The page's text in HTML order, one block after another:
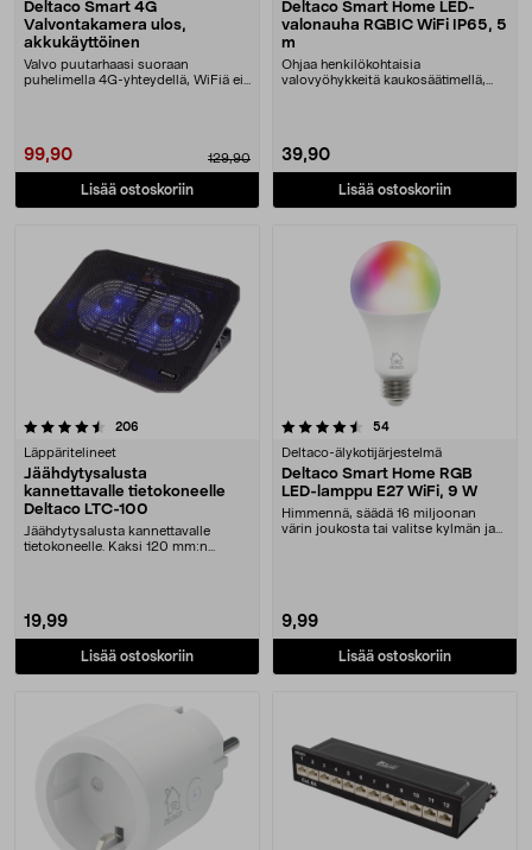
Deltaco Smart 4G
Valvontakamera ulos,
akkukäyttöinen
Valvo puutarhaasi suoraan
puhelimella 4G-yhteydellä, WiFiä ei
99,90 129,90
Lisää ostoskoriin
Deltaco Smart Home LED-
valonauha RGBIC WiFi IP65, 5
m
Ohjaa henkilökohtaisia
valovyöhykkeitä kaukosäätimellä,
39,90
Lisää ostoskoriin
206
Läppäritelineet
Jäähdytysalusta
kannettavalle tietokoneelle
Deltaco LTC-100
Jäähdytysalusta kannettavalle
tietokoneelle. Kaksi 120 mm:n
19,99
Lisää ostoskoriin
4.5 viidestä tähdestä 54arvostelut
Deltaco-älykotijärjestelmä
Deltaco Smart Home RGB
LED-lamppu E27 WiFi, 9 W
Himmennä, säädä 16 miljoonan
värin joukosta tai valitse kylmän ja
9,99
Lisää ostoskoriin